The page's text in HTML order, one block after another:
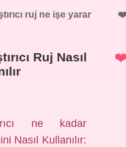
ruj ne işe yarar
Ruj Nasıl
ne kadar
Nasıl Kullanılır: